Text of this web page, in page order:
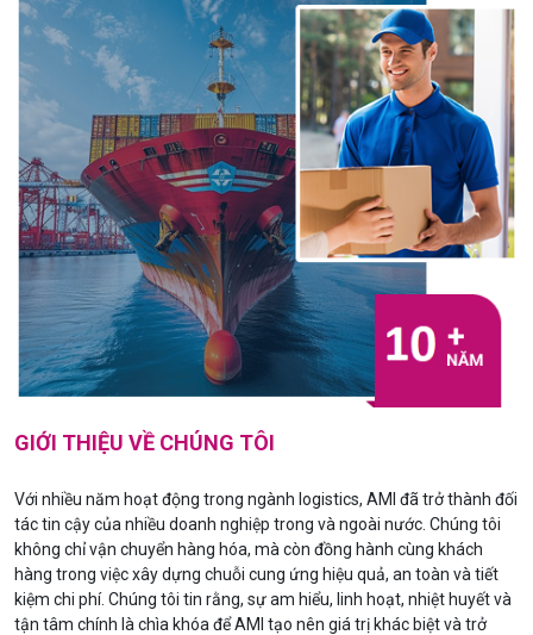
GIỚI THIỆU VỀ CHÚNG TÔI
Với nhiều năm hoạt động trong ngành logistics, AMI đã trở thành đối
tác tin cậy của nhiều doanh nghiệp trong và ngoài nước. Chúng tôi
không chỉ vận chuyển hàng hóa, mà còn đồng hành cùng khách
hàng trong việc xây dựng chuỗi cung ứng hiệu quả, an toàn và tiết
kiệm chi phí. Chúng tôi tin rằng, sự am hiểu, linh hoạt, nhiệt huyết và
tận tâm chính là chìa khóa để AMI tạo nên giá trị khác biệt và trở